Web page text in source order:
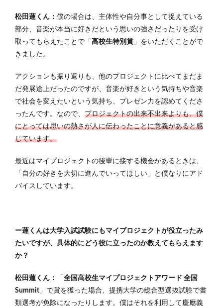
松田蓮くん： 僕の場合は、主体性や自分事として捉えている
部分、音楽が本当に好きだという思いの強さだったりを受け
取ってもらえたことで「 高校生特別賞 」をいただくことがで
きました。
アクションも振り返りも、他のプロジェクトに比べてまだま
だ発展途上だったのですが、音楽が好きという気持ちや音楽
で社会を変えたいという気持ち、プレゼン力を認めてくださ
ったんです。なので、 プロジェクトの出来不出来よりも、僕
にとっては思いの熱さが人に伝わったことに意義があると感
じています。
最近はマイプロジェクトの後輩に接する機会があるときは、
「自分の好きを大切に進んでいってほしい」と僕なりにアド
バイスしています。
ー蓮くんは大学入試試験にもマイプロジェクトが役立ったみ
たいですが、具体的にどう役に立ったのか教えてもらえます
か？
松田蓮くん： 「 全国高校生マイプロジェクトアワード 全国
Summit 」で賞を獲った場合、提携大学の総合型選抜試験で書
類選考が免除になったりします。僕はそれを利用して慶應義